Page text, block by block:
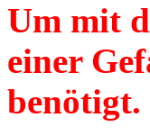
Um mit
einer
benötigt.